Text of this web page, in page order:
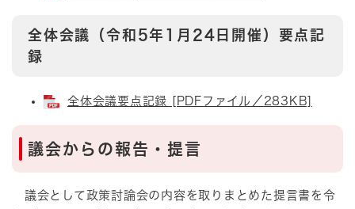
全体会議（令和5年1月24日開催）要点記
録
全体会議要点記録 [PDFファイル／283KB]
議会からの報告・提言
議会として政策討論会の内容を取りまとめた提言書を令